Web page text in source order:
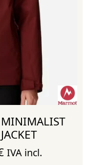
ElIVA incl.